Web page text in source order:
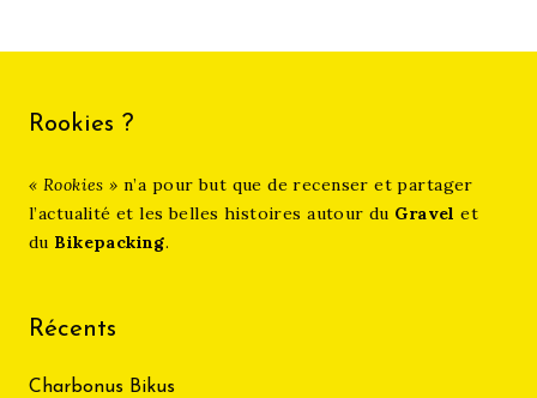
Rookies ?
« Rookies »n’a pour but que de recenser et partager
l’actualité et les belles histoires autour du Gravel et
du Bikepacking.
Récents
Charbonus Bikus